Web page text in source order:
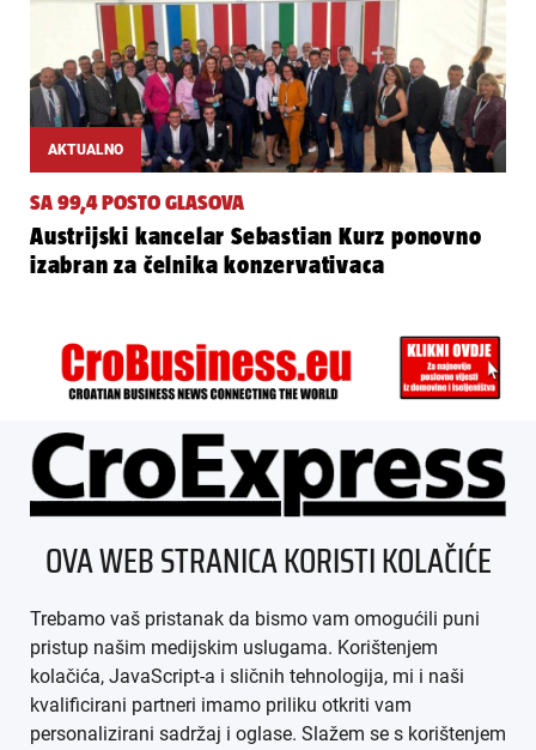
AKTUALNO
SA 99,4 POSTO GLASOVA
Austrijski kancelar Sebastian Kurz ponovno
izabran za čelnika konzervativaca
ÜBER UNS
IMPRESSUM
AGB
DATENSCHUTZ
OVA WEB STRANICA KORISTI KOLAČIĆE
Trebamo vaš pristanak da bismo vam omogućili puni
pristup našim medijskim uslugama. Korištenjem
kolačića, JavaScript-a i sličnih tehnologija, mi i naši
kvalificirani partneri imamo priliku otkriti vam
personalizirani sadržaj i oglase. Slažem se s korištenjem